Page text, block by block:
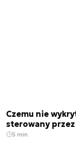
Czemu nie
sterowany przez
5 min.